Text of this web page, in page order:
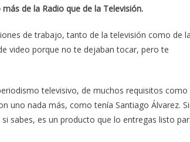
más de la Radio que de la Televisión.
de trabajo, tanto de la televisión como de
video porque no te dejaban tocar, pero te
televisivo, de muchos requisitos como
uno nada más, como tenía Santiago Álvarez.
sabes, es un producto que lo entregas listo